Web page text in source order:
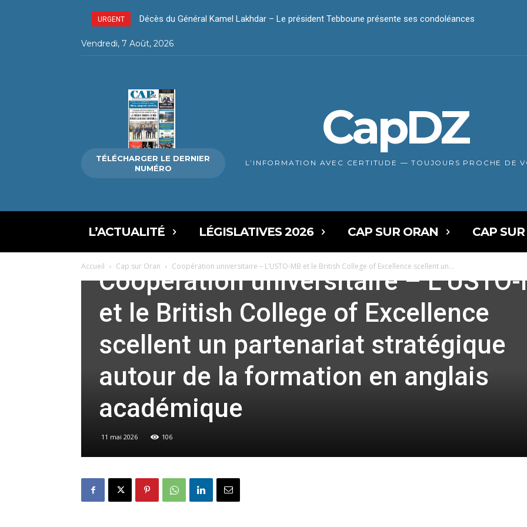
URGENT Décès du Général Kamel Lakhdar – Le président Tebboune présente ses condoléances
Vendredi, 7 Août, 2026
TÉLÉCHARGER LE DERNIER
NUMÉRO
CapDZ
L’INFORMATION AVEC CERTITUDE — TOUJOURS PROCHE DE
L’ACTUALITÉ LÉGISLATIVES 2026 CAP SUR ORAN CAP
Accueil Cap sur Oran Coopération universitaire – L’USTO-MB et le British College of Excellence scellent un...
Cap sur Oran oran
Coopération universitaire – L’USTO-
et le British College of Excellence
scellent un partenariat stratégique
autour de la formation en anglais
académique
11 mai 2026 106